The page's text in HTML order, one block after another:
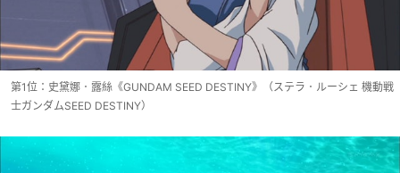
第1位：史黛娜．露絲《GUNDAM SEED DESTINY》（ステラ．ルーシェ 機動戦
士ガンダムSEED DESTINY）